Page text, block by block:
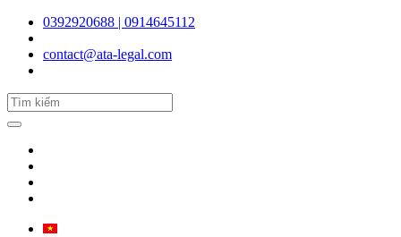
0392920688 | 0914645112
contact@ata-legal.com